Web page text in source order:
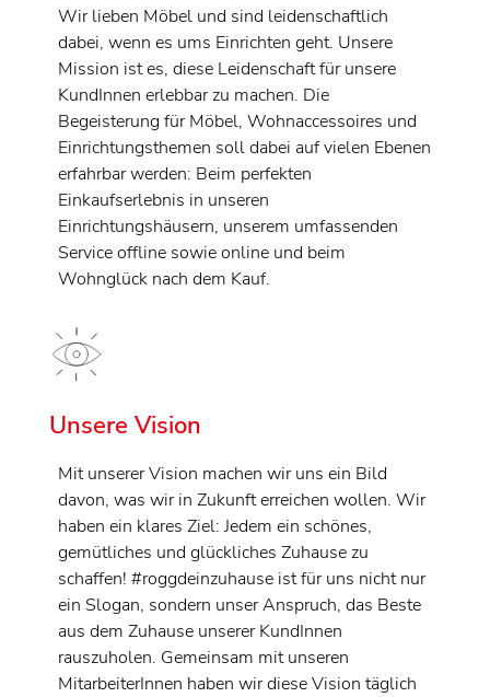
Wir lieben Möbel und sind leidenschaftlich
dabei, wenn es ums Einrichten geht. Unsere
Mission ist es, diese Leidenschaft für unsere
KundInnen erlebbar zu machen. Die
Begeisterung für Möbel, Wohnaccessoires und
Einrichtungsthemen soll dabei auf vielen Ebenen
erfahrbar werden: Beim perfekten
Einkaufserlebnis in unseren
Einrichtungshäusern, unserem umfassenden
Service offline sowie online und beim
Wohnglück nach dem Kauf.
Unsere Vision
Mit unserer Vision machen wir uns ein Bild
davon, was wir in Zukunft erreichen wollen. Wir
haben ein klares Ziel: Jedem ein schönes,
gemütliches und glückliches Zuhause zu
schaffen! #roggdeinzuhause ist für uns nicht nur
ein Slogan, sondern unser Anspruch, das Beste
aus dem Zuhause unserer KundInnen
rauszuholen. Gemeinsam mit unseren
MitarbeiterInnen haben wir diese Vision täglich